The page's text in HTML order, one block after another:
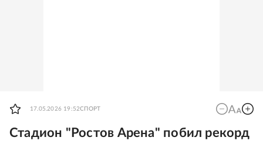
17.05.2026 19:52СПОРТ
Стадион "Ростов Арена" побил рекорд